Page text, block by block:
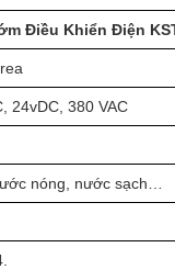
₫.
Điều Khiển Điện
24vDC, 380 VAC
nóng, nước sạch…